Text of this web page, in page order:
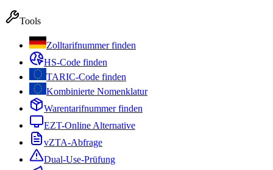
Tools
Zolltarifnummer finden
HS-Code finden
TARIC-Code finden
Kombinierte Nomenklatur
Warentarifnummer finden
EZT-Online Alternative
vZTA-Abfrage
Dual-Use-Prüfung